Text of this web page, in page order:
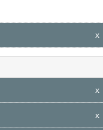
x
x
x